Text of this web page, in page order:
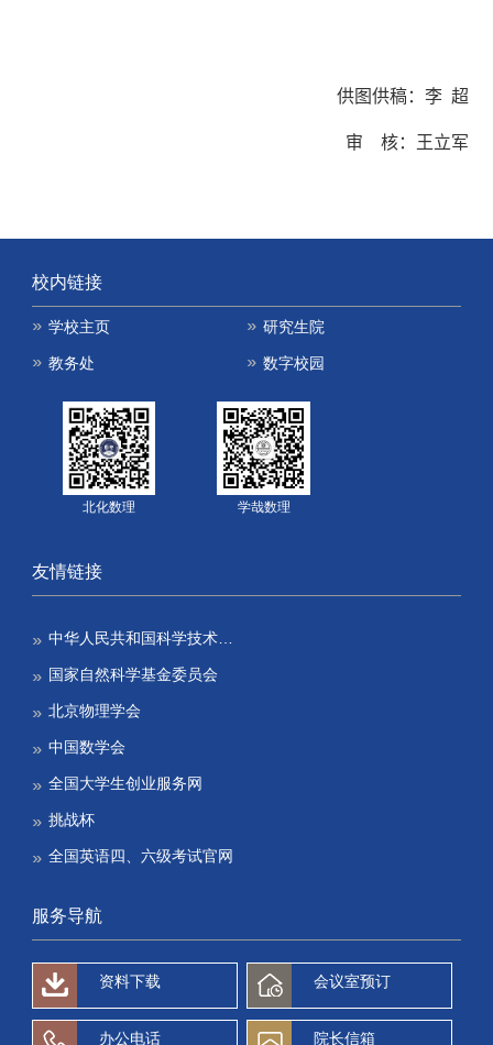
供图供稿： 李 超
审 核： 王立军
校内链接
学校主页 研究生院
教务处 数字校园
北化数理 学哉数理
友情链接
中华人民共和国科学技术…
国家自然科学基金委员会
北京物理学会
中国数学会
全国大学生创业服务网
挑战杯
全国英语四、六级考试官网
服务导航
资料下载 会议室预订
办公电话 院长信箱